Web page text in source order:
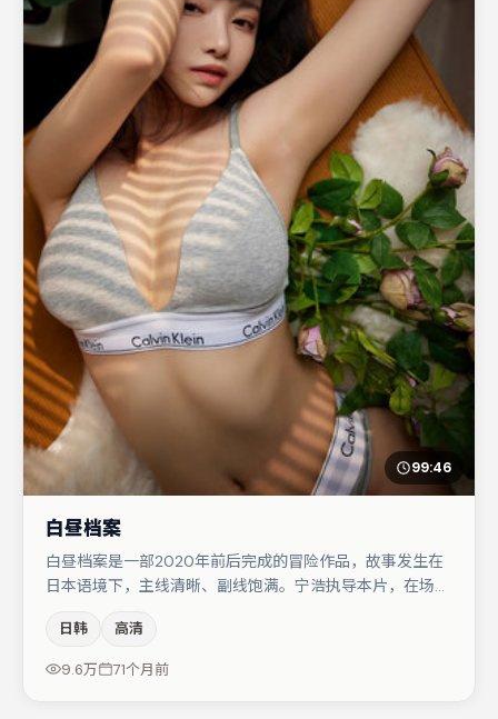
99:46
白昼档案
白昼档案是一部2020年前后完成的冒险作品，故事发生在
日本语境下，主线清晰、副线饱满。宁浩执导本片，在场面
演阵容包括刘亦菲、段奕宏、宋佳等，角色动机前后呼应，
适合喜欢抠台词与伏笔的观众。整体完成度较高，适合周末
日韩 高清
9.6万 71个月前